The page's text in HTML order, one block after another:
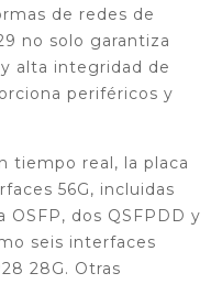
de redes de
no solo garantiza
alta integridad de
periféricos y
tiempo real, la placa
56G, incluidas
OSFP, dos QSFPDD y
seis interfaces
28G. Otras